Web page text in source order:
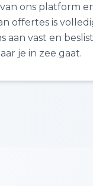
ons platform
offertes is
aan vast en
je in zee gaat.